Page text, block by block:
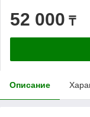
52 000 ₸
Описание